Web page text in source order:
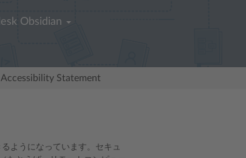
Obsidian
Accessibility Statement
ようになっています。セキュ